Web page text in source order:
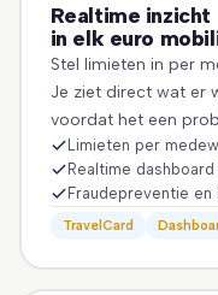
Realtime inzicht
in elk euro
Stel limieten in per
Je ziet direct wat er
voordat het een
Limieten per
Realtime
Fraudepreventie en
TravelCard